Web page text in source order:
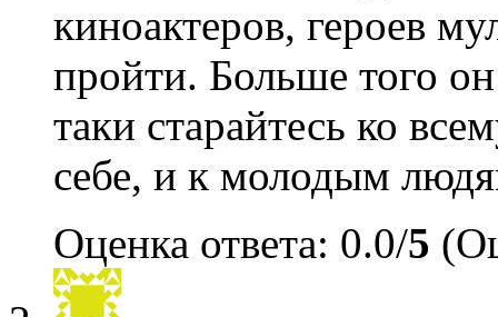
киноактеров, героев
пройти. Больше того
таки старайтесь ко
себе, и к молодым
Оценка ответа: 0.0/5